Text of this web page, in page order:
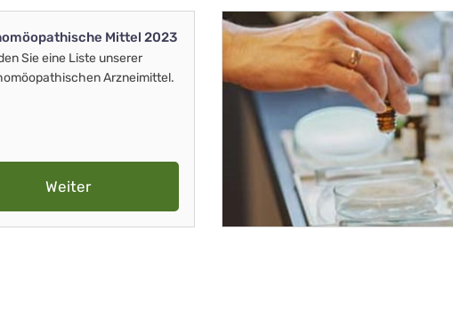
Mittel 2023
Sie eine Liste unserer
Arzneimittel.
Weiter